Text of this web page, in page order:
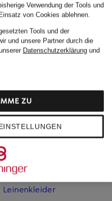
Kleider
Lederjacken für Damen
Lederjacken für Herren
Leinenhosen für Herren
Leinenkleider
Verwendung der Tools und
von Cookies ablehnen.
Tools und der
und unsere Partner durch die
Datenschutzerklärungund
ZU